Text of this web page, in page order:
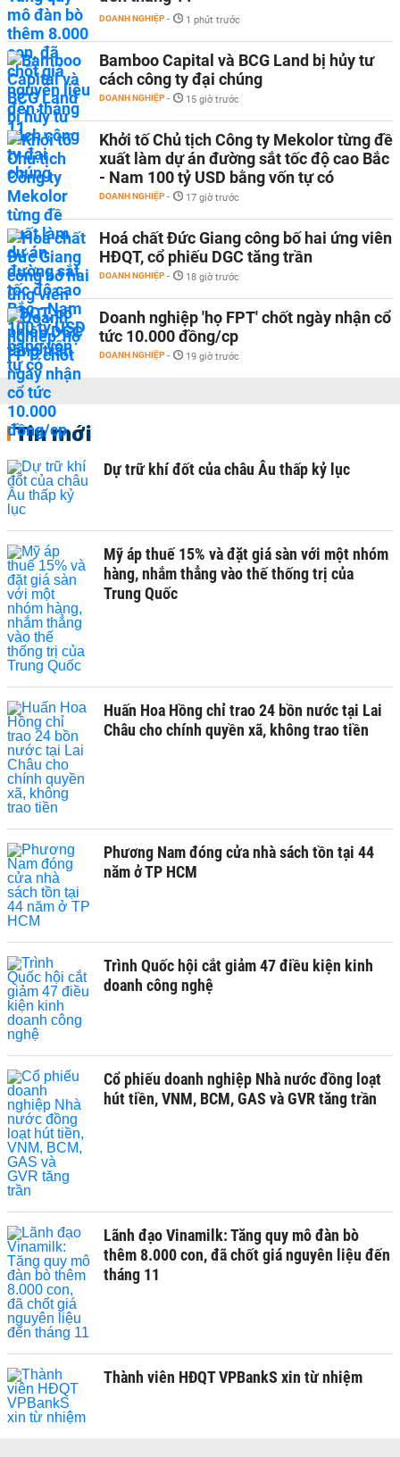
DOANH NGHIỆP - 1 phút trước
Bamboo Capital và BCG Land bị hủy tư
cách công ty đại chúng
DOANH NGHIỆP - 15 giờ trước
Khởi tố Chủ tịch Công ty Mekolor từng đề
xuất làm dự án đường sắt tốc độ cao Bắc
- Nam 100 tỷ USD bằng vốn tự có
DOANH NGHIỆP - 17 giờ trước
Hoá chất Đức Giang công bố hai ứng viên
HĐQT, cổ phiếu DGC tăng trần
DOANH NGHIỆP - 18 giờ trước
Doanh nghiệp 'họ FPT' chốt ngày nhận cổ
tức 10.000 đồng/cp
DOANH NGHIỆP - 19 giờ trước
Tin mới
Dự trữ khí đốt của châu Âu thấp kỷ lục
Mỹ áp thuế 15% và đặt giá sàn với một nhóm
hàng, nhắm thẳng vào thế thống trị của
Trung Quốc
Huấn Hoa Hồng chỉ trao 24 bồn nước tại Lai
Châu cho chính quyền xã, không trao tiền
Phương Nam đóng cửa nhà sách tồn tại 44
năm ở TP HCM
Trình Quốc hội cắt giảm 47 điều kiện kinh
doanh công nghệ
Cổ phiếu doanh nghiệp Nhà nước đồng loạt
hút tiền, VNM, BCM, GAS và GVR tăng trần
Lãnh đạo Vinamilk: Tăng quy mô đàn bò
thêm 8.000 con, đã chốt giá nguyên liệu đến
tháng 11
Thành viên HĐQT VPBankS xin từ nhiệm